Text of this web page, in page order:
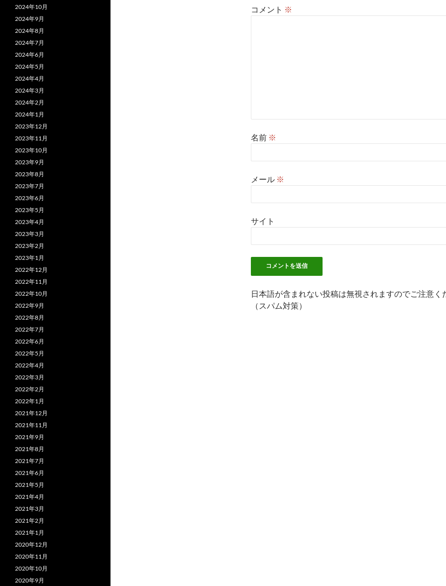
コメント ※
名前 ※
メール ※
サイト
日本語が含まれない投稿は無視されますのでご注意く
（スパム対策）
2024年10月
2024年9月
2024年8月
2024年7月
2024年6月
2024年5月
2024年4月
2024年3月
2024年2月
2024年1月
2023年12月
2023年11月
2023年10月
2023年9月
2023年8月
2023年7月
2023年6月
2023年5月
2023年4月
2023年3月
2023年2月
2023年1月
2022年12月
2022年11月
2022年10月
2022年9月
2022年8月
2022年7月
2022年6月
2022年5月
2022年4月
2022年3月
2022年2月
2022年1月
2021年12月
2021年11月
2021年9月
2021年8月
2021年7月
2021年6月
2021年5月
2021年4月
2021年3月
2021年2月
2021年1月
2020年12月
2020年11月
2020年10月
2020年9月